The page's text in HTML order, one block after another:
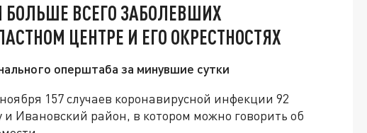
БОЛЬШЕ ВСЕГО ЗАБОЛЕВШИХ
ЦЕНТРЕ И ЕГО ОКРЕСТНОСТЯХ
оперштаба за минувшие сутки
157 случаев коронавирусной инфекции 92
Ивановский район, в котором можно говорить об